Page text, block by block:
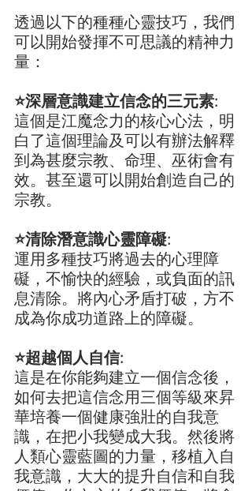
透過以下的種種心靈技巧，我們
可以開始發揮不可思議的精神力
量：
⭐️深層意識建立信念的三元素:
這個是江魔念力的核心心法，明
白了這個理論及可以有辦法解釋
到為甚麼宗教、命理、巫術會有
效。甚至還可以開始創造自己的
宗教。
⭐️清除潛意識心靈障礙:
運用多種技巧將過去的心理障
礙，不愉快的經驗，或負面的訊
息清除。將內心矛盾打破，方不
成為你成功道路上的障礙。
⭐️超越個人自信:
這是在你能夠建立一個信念後，
如何去把這信念用三個等級來昇
華培養一個健康強壯的自我意
識，在把小我變成大我。然後將
人類心靈藍圖的力量，移植入自
我意識，大大的提升自信和自我